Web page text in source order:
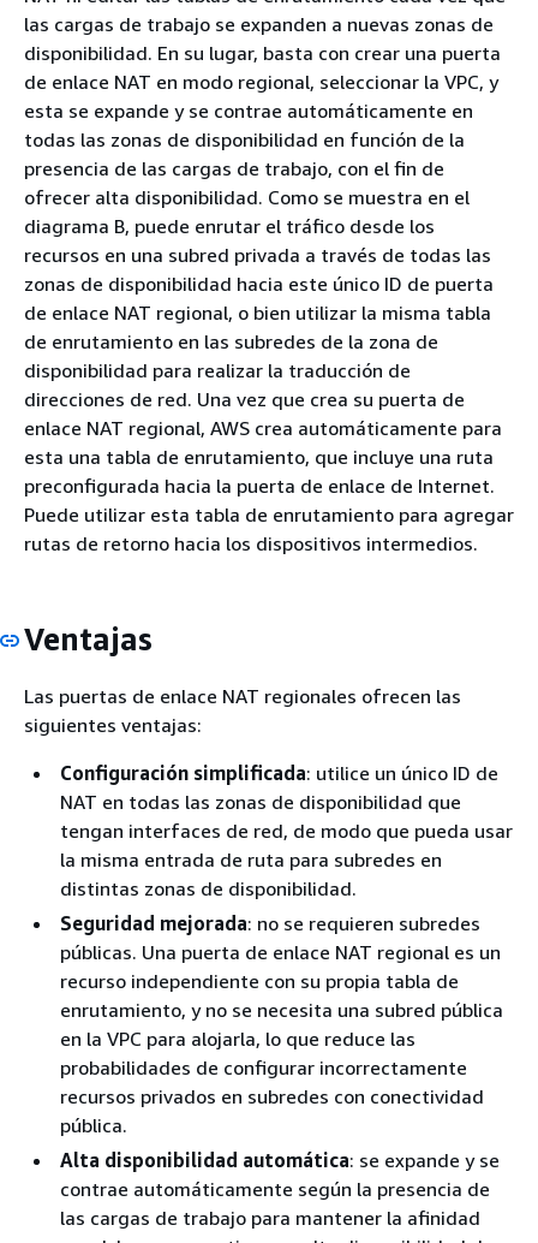
las cargas de trabajo se expanden a nuevas zonas de
disponibilidad. En su lugar, basta con crear una puerta
de enlace NAT en modo regional, seleccionar la VPC, y
esta se expande y se contrae automáticamente en
todas las zonas de disponibilidad en función de la
presencia de las cargas de trabajo, con el fin de
ofrecer alta disponibilidad. Como se muestra en el
diagrama B, puede enrutar el tráfico desde los
recursos en una subred privada a través de todas las
zonas de disponibilidad hacia este único ID de puerta
de enlace NAT regional, o bien utilizar la misma tabla
de enrutamiento en las subredes de la zona de
disponibilidad para realizar la traducción de
direcciones de red. Una vez que crea su puerta de
enlace NAT regional, AWS crea automáticamente para
esta una tabla de enrutamiento, que incluye una ruta
preconfigurada hacia la puerta de enlace de Internet.
Puede utilizar esta tabla de enrutamiento para agregar
rutas de retorno hacia los dispositivos intermedios.
Ventajas
Las puertas de enlace NAT regionales ofrecen las
siguientes ventajas:
Configuración simplificada: utilice un único ID de
NAT en todas las zonas de disponibilidad que
tengan interfaces de red, de modo que pueda usar
la misma entrada de ruta para subredes en
distintas zonas de disponibilidad.
Seguridad mejorada: no se requieren subredes
públicas. Una puerta de enlace NAT regional es un
recurso independiente con su propia tabla de
enrutamiento, y no se necesita una subred pública
en la VPC para alojarla, lo que reduce las
probabilidades de configurar incorrectamente
recursos privados en subredes con conectividad
pública.
Alta disponibilidad automática: se expande y se
contrae automáticamente según la presencia de
las cargas de trabajo para mantener la afinidad